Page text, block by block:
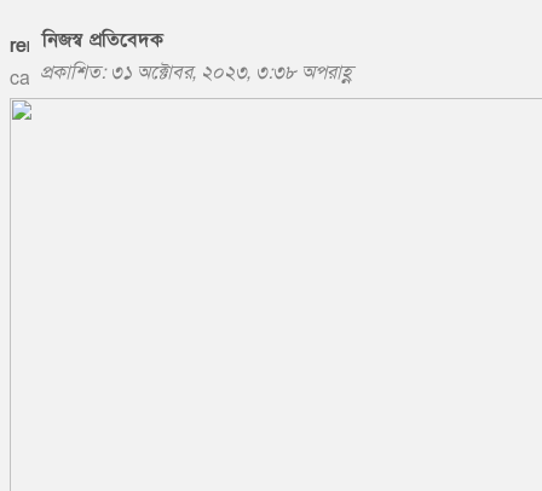
নিজস্ব প্রতিবেদক
প্রকাশিত: ৩১ অক্টোবর, ২০২৩, ৩:৩৮ অপরাহ্ণ